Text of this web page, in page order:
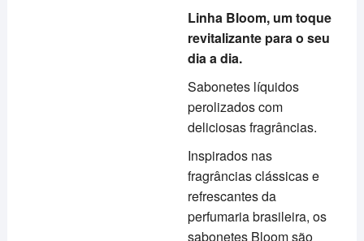
Linha Bloom, um toque
revitalizante para o seu
dia a dia.
Sabonetes líquidos
perolizados com
deliciosas fragrâncias.
Inspirados nas
fragrâncias clássicas e
refrescantes da
perfumaria brasileira, os
sabonetes Bloom são